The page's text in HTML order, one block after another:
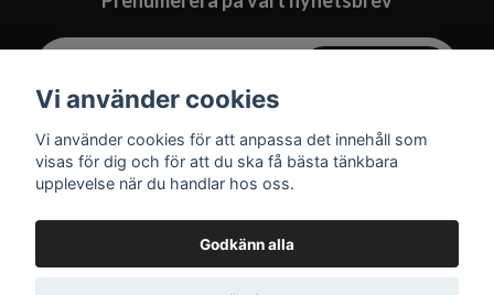
Vi använder cookies
Vi använder cookies för att anpassa det innehåll som
visas för dig och för att du ska få bästa tänkbara
upplevelse när du handlar hos oss.
Godkänn alla